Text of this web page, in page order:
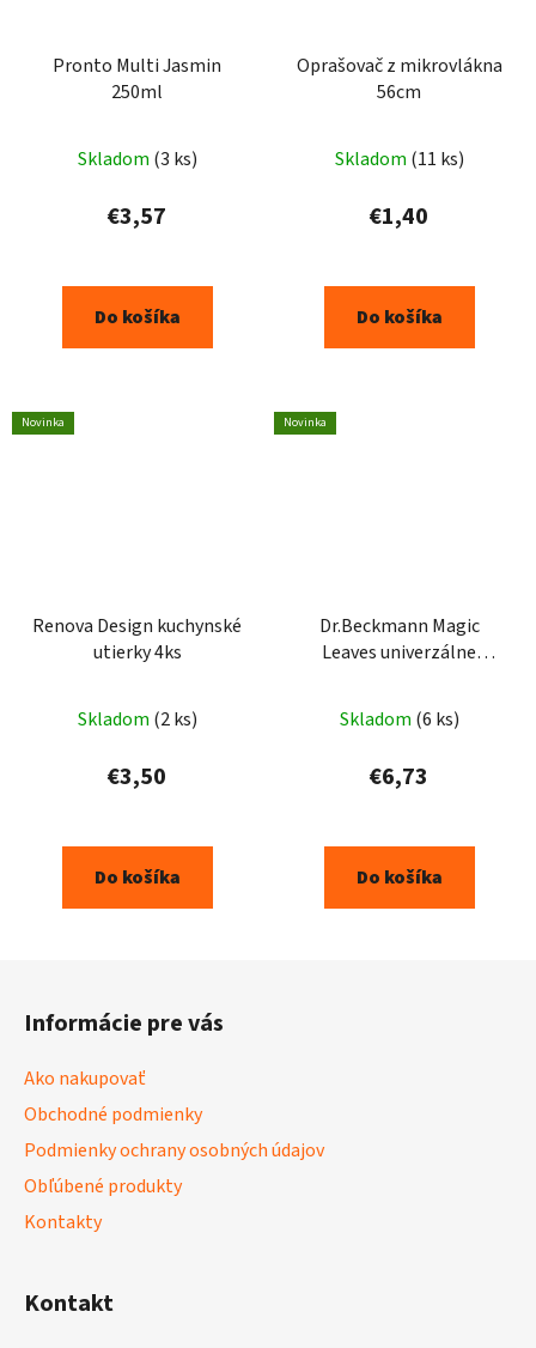
Pronto Multi Jasmin
250ml
Skladom (3 ks)
€3,57
Do košíka
Oprašovač z mikrovlákna
56cm
Skladom (11 ks)
€1,40
Do košíka
Novinka
Renova Design kuchynské
utierky 4ks
Skladom (2 ks)
€3,50
Do košíka
Novinka
Dr.Beckmann Magic
Leaves univerzálne
Skladom (6 ks)
€6,73
Do košíka
Informácie pre vás
Ako nakupovať
Obchodné podmienky
Podmienky ochrany osobných údajov
Obľúbené produkty
Kontakty
Kontakt